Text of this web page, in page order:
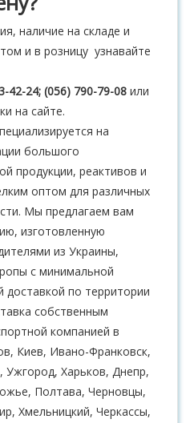
наличие на складе и
и в розницу узнавайте
42-24; (056) 790-79-08 или
на сайте.
на
большого
продукции, реактивов и
оптом для различных
Мы предлагаем вам
изготовленную
из Украины,
с минимальной
доставкой по территории
собственным
компанией в
Киев, Ивано-Франковск,
Ужгород, Харьков, Днепр,
Полтава, Черновцы,
Хмельницкий, Черкассы,